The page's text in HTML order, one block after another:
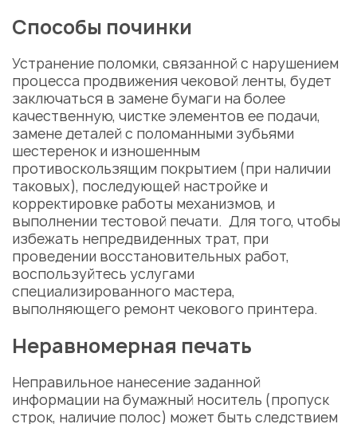
Способы починки
Устранение поломки, связанной с нарушением
процесса продвижения чековой ленты, будет
заключаться в замене бумаги на более
качественную, чистке элементов ее подачи,
замене деталей с поломанными зубьями
шестеренок и изношенным
противоскользящим покрытием (при наличии
таковых), последующей настройке и
корректировке работы механизмов, и
выполнении тестовой печати. Для того, чтобы
избежать непредвиденных трат, при
проведении восстановительных работ,
воспользуйтесь услугами
специализированного мастера,
выполняющего ремонт чекового принтера.
Неравномерная печать
Неправильное нанесение заданной
информации на бумажный носитель (пропуск
строк, наличие полос) может быть следствием